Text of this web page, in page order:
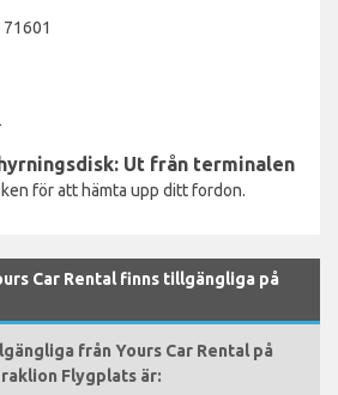
71601
Ut från terminalen
för att hämta upp ditt fordon.
Car Rental finns tillgängliga på
från Yours Car Rental på
Flygplats är: